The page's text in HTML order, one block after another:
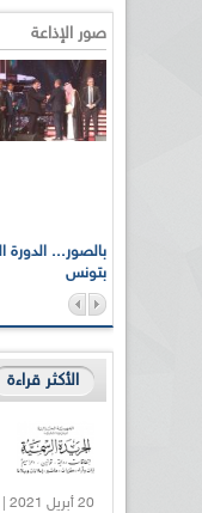
صور الإذاعة
بتونس
الأكثر قراءة
20 أبريل 2021 |